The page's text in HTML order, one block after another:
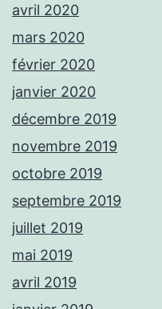
avril 2020
mars 2020
février 2020
janvier 2020
décembre 2019
novembre 2019
octobre 2019
septembre 2019
juillet 2019
mai 2019
avril 2019